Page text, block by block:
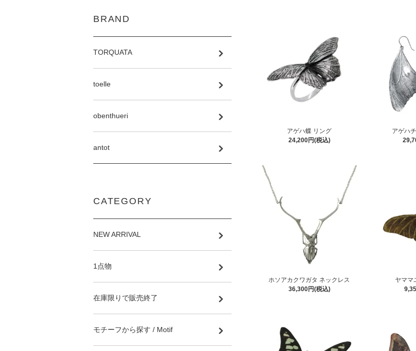
アゲハ蝶 リング
24,200円(税込)
アゲハ
ホソアカクワガタ ネックレス
36,300円(税込)
ヤママ
BRAND
TORQUATA
toelle
obenthueri
antot
CATEGORY
NEW ARRIVAL
1点物
在庫限りで販売終了
モチーフから探す / Motif